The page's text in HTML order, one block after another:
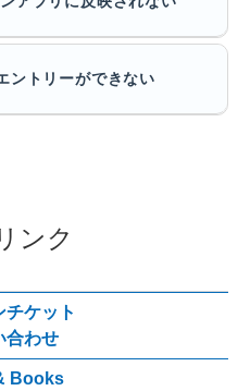
ントリーができない
ンク
チケット
合わせ
Books